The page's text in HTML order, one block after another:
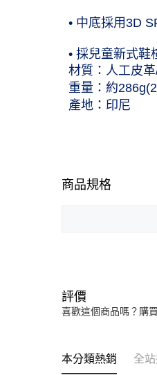
• 中底採用3D
• 採兒童新式鞋
材質：人工皮
重量：約
產地：印尼
商品規格
評價
喜歡這個商品嗎？購
本分類熱銷 全